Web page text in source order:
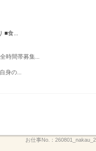
食...
間帯募集...
身の...
お仕事No.：